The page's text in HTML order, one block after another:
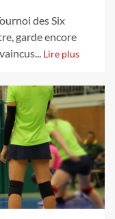
des Six
garde encore
Lire plus